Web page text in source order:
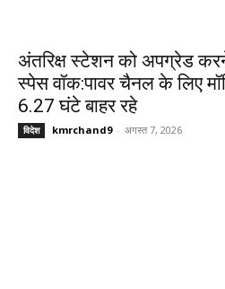
अंतरिक्ष स्टेशन को अपग्रेड
स्पेस वॉक:पावर चैनल के लिए
6.27 घंटे बाहर रहे
विदेश kmrchand9 - अगस्त 7, 2026